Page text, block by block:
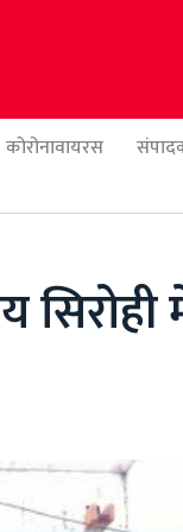
कोरोनावायरस